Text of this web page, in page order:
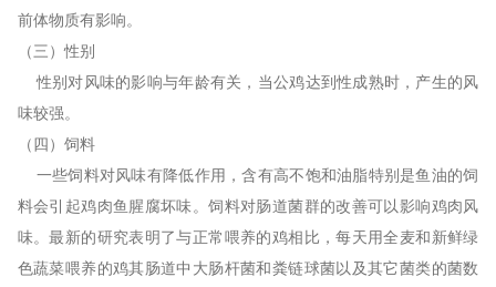
前体物质有影响。
（三）性别
性别对风味的影响与年龄有关，当公鸡达到性成熟时，产生的风
味较强。
（四）饲料
一些饲料对风味有降低作用，含有高不饱和油脂特别是鱼油的饲
料会引起鸡肉鱼腥腐坏味。饲料对肠道菌群的改善可以影响鸡肉风
味。最新的研究表明了与正常喂养的鸡相比，每天用全麦和新鲜绿
色蔬菜喂养的鸡其肠道中大肠杆菌和粪链球菌以及其它菌类的菌数